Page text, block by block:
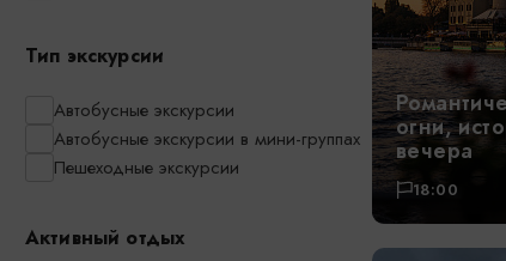
Тип экскурсии
Автобусные экскурсии
Автобусные экскурсии в мини-группах
Пешеходные экскурсии
Активный отдых
огни,
вечера
18:00